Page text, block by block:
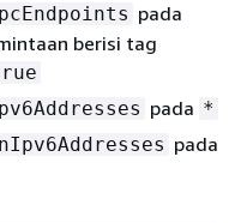
pada
berisi tag
pada *
pada